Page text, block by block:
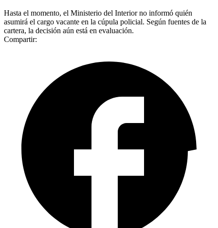
Hasta el momento, el Ministerio del Interior no informó quién
asumirá el cargo vacante en la cúpula policial. Según fuentes de la
cartera, la decisión aún está en evaluación.
Compartir: